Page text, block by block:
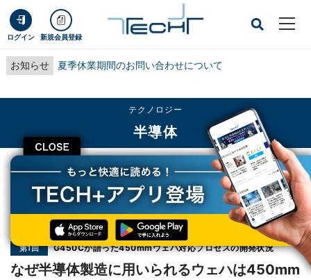
ログイン 新規会員登録
お知らせ 夏季休業期間のお問い合わせについて
CLOSE
テクノロジー
半導体
TECH+ テクノロジー
半導体
なぜ半導体製造に用いられるウェハは450mmへと大口径化する必要があるのか
第1回 G450Cが語った450mmウェハ対応プロセスの開発状況
なぜ半導体製造に用いられるウェハは450mm